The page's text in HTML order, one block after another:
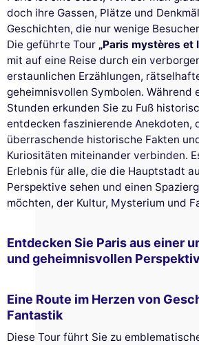
doch ihre Gassen, Plätze und
Geschichten, die nur wenige
Die geführte Tour „Paris mystères et
mit auf eine Reise durch ein
erstaunlichen Erzählungen,
geheimnisvollen Symbolen. Während
Stunden erkunden Sie zu Fuß
entdecken faszinierende Anekdoten,
überraschende historische Fakten
Kuriositäten miteinander verbinden.
Erlebnis für alle, die die Hauptstadt
Perspektive sehen und einen
möchten, der Kultur, Mysterium und
Entdecken Sie Paris aus einer
und geheimnisvollen
Eine Route im Herzen von
Fantastik
Diese Tour führt Sie zu